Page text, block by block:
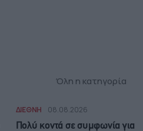
Όλη η κατηγορία
ΔΙΕΘΝΗ 08.08.2026
Πολύ κοντά σε συμφωνία για